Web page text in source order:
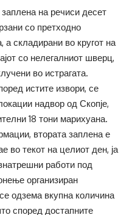
на речиси десет
со претходно
а складирани во кругот на
со нелегалниот шверц,
во истрагата.
истите извори, се
надвор од Скопје,
18 тони марихуана.
втората заплена е
во текот на целиот ден, ја
работи под
организиран
одзема вкупна количина
според достапните